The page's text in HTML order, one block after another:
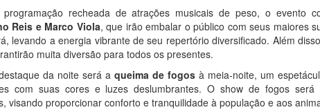
recheada de atrações musicais de peso, o evento
Reis e Marco Viola, que irão embalar o público com seus maiores
levando a energia vibrante de seu repertório diversificado. Além
muita diversão para todos os presentes.
da noite será a queima de fogos à meia-noite, um
com suas cores e luzes deslumbrantes. O show de fogos será
visando proporcionar conforto e tranquilidade à população e aos